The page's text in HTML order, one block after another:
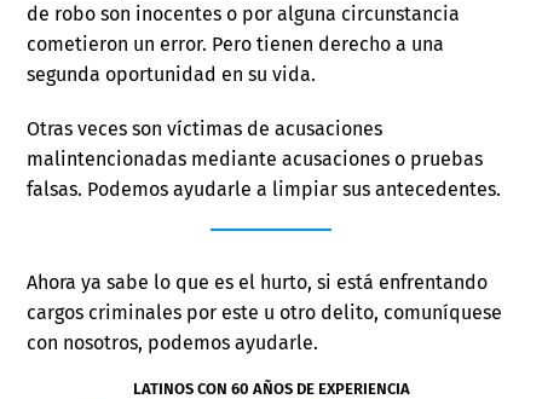
de robo son inocentes o por alguna circunstancia
cometieron un error. Pero tienen derecho a una
segunda oportunidad en su vida.
Otras veces son víctimas de acusaciones
malintencionadas mediante acusaciones o pruebas
falsas. Podemos ayudarle a limpiar sus antecedentes.
Ahora ya sabe lo que es el hurto, si está enfrentando
cargos criminales por este u otro delito, comuníquese
con nosotros, podemos ayudarle.
LATINOS CON 60 AÑOS DE EXPERIENCIA